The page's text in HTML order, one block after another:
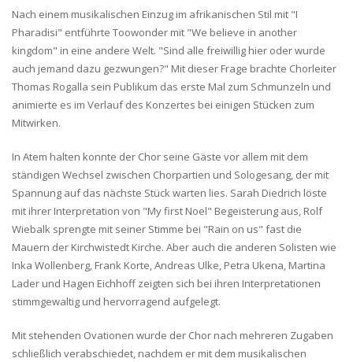
Nach einem musikalischen Einzug im afrikanischen Stil mit "I
Pharadisi" entführte Toowonder mit "We believe in another
kingdom" in eine andere Welt. "Sind alle freiwillig hier oder wurde
auch jemand dazu gezwungen?" Mit dieser Frage brachte Chorleiter
Thomas Rogalla sein Publikum das erste Mal zum Schmunzeln und
animierte es im Verlauf des Konzertes bei einigen Stücken zum
Mitwirken.
In Atem halten konnte der Chor seine Gäste vor allem mit dem
ständigen Wechsel zwischen Chorpartien und Sologesang, der mit
Spannung auf das nächste Stück warten lies. Sarah Diedrich löste
mit ihrer Interpretation von "My first Noel" Begeisterung aus, Rolf
Wiebalk sprengte mit seiner Stimme bei "Rain on us" fast die
Mauern der Kirchwistedt Kirche. Aber auch die anderen Solisten wie
Inka Wollenberg, Frank Korte, Andreas Ulke, Petra Ukena, Martina
Lader und Hagen Eichhoff zeigten sich bei ihren Interpretationen
stimmgewaltig und hervorragend aufgelegt.
Mit stehenden Ovationen wurde der Chor nach mehreren Zugaben
schließlich verabschiedet, nachdem er mit dem musikalischen